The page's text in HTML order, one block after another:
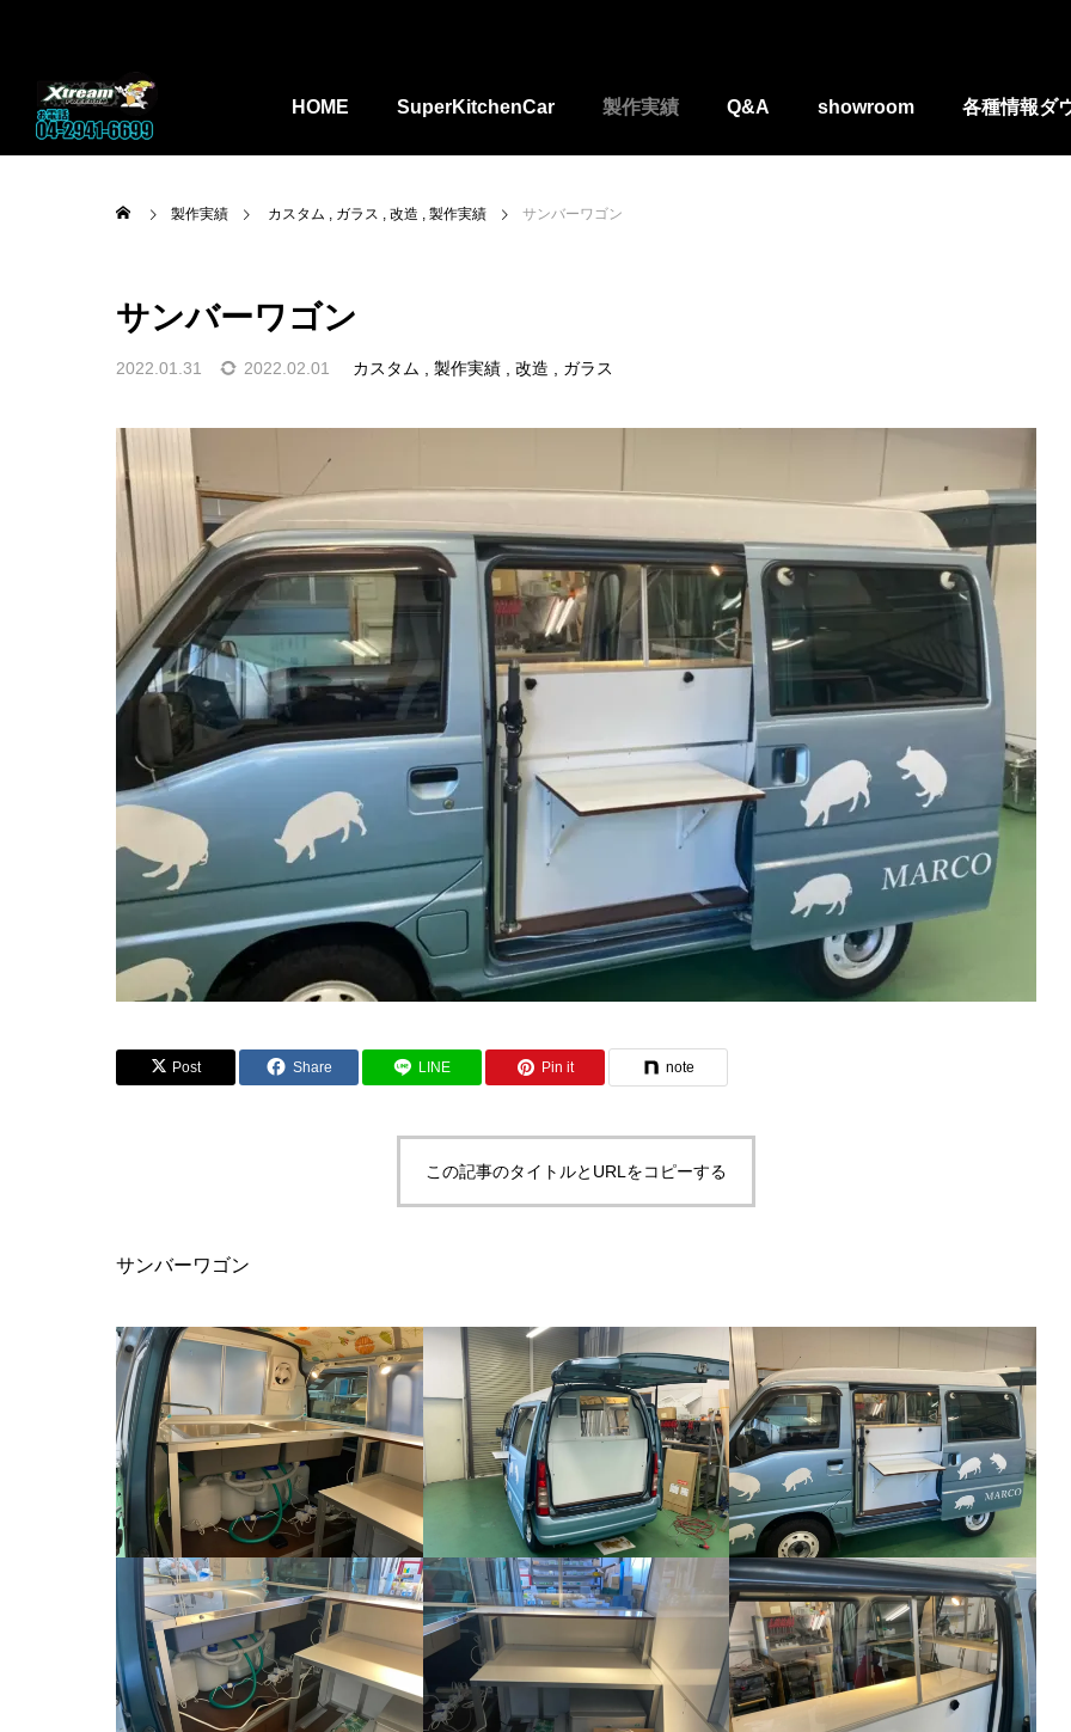
HOME SuperKitchenCar 製作実績 Q&A showroom 各種情報ダ
kitchencar_toha
BLOG
埼玉県 おにぎり屋さんトレーラ
project進行中
製作実績 カスタム ガラス 改造 製作実績 サンバーワゴン
サンバーワゴン
2022.01.31 2022.02.01 カスタム 製作実績 改造 ガラス
Post Share LINE Pin it note
この記事のタイトルとURLをコピーする
サンバーワゴン